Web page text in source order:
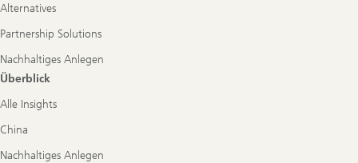
Alternatives
Partnership Solutions
Nachhaltiges Anlegen
Überblick
Alle Insights
China
Nachhaltiges Anlegen